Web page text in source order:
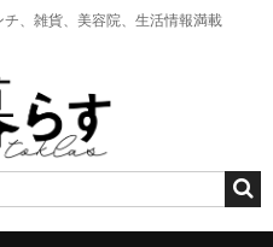
チ、雑貨、美容院、生活情報満載